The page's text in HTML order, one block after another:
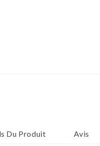
Du Produit Avis